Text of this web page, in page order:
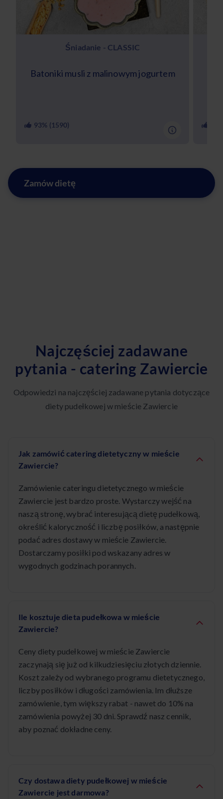
Śniadanie - CLASSIC
Batoniki musli z malinowym jogurtem
93% (1590)
Zamów dietę
Najczęściej zadawane
pytania - catering Zawiercie
Odpowiedzi na najczęściej zadawane pytania dotyczące
diety pudełkowej w mieście Zawiercie
Jak zamówić catering dietetyczny w mieście
Zawiercie?
Zamówienie cateringu dietetycznego w mieście
Zawiercie jest bardzo proste. Wystarczy wejść na
naszą stronę, wybrać interesującą dietę pudełkową,
określić kaloryczność i liczbę posiłków, a następnie
podać adres dostawy w mieście Zawiercie.
Dostarczamy posiłki pod wskazany adres w
wygodnych godzinach porannych.
Ile kosztuje dieta pudełkowa w mieście
Zawiercie?
Ceny diety pudełkowej w mieście Zawiercie
zaczynają się już od kilkudziesięciu złotych dziennie.
Koszt zależy od wybranego programu dietetycznego,
liczby posiłków i długości zamówienia. Im dłuższe
zamówienie, tym większy rabat - nawet do 10% na
zamówienia powyżej 30 dni. Sprawdź nasz cennik,
aby poznać dokładne ceny.
Czy dostawa diety pudełkowej w mieście
Zawiercie jest darmowa?